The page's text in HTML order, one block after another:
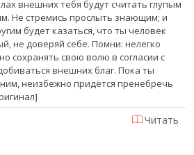
внешних тебя будут считать глупым
Не стремись прослыть знающим; и
будет казаться, что ты человек
не доверяй себе. Помни: нелегко
сохранять свою волю в согласии с
внешних благ. Пока ты
неизбежно придётся пренебречь
Читать